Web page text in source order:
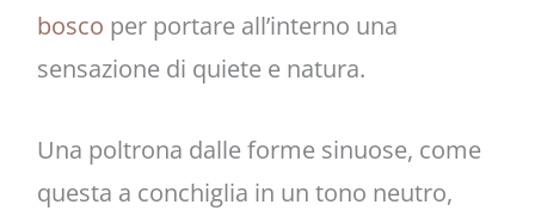
bosco per portare all’interno una
sensazione di quiete e natura.
Una poltrona dalle forme sinuose, come
questa a conchiglia in un tono neutro,